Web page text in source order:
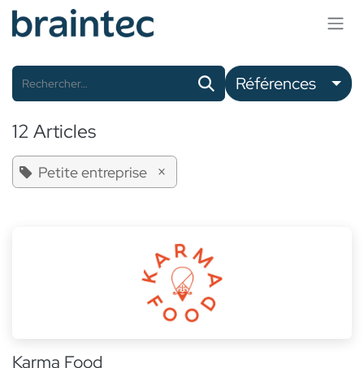
Se rendre au contenu
Références
12 Articles
Petite entreprise ×
Karma Food